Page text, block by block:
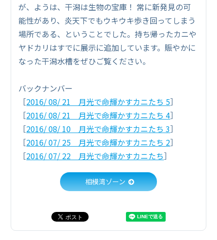
が、ようは、干潟は生物の宝庫！ 常に新発見の可
能性があり、炎天下でもウキウキ歩き回ってしまう
場所である、ということでした。持ち帰ったカニや
ヤドカリはすでに展示に追加しています。賑やかに
なった干潟水槽をぜひご覧ください。
バックナンバー
［2016/ 08/ 21 月光で命輝かすカニたち 5］
［2016/ 08/ 21 月光で命輝かすカニたち 4］
［2016/ 08/ 10 月光で命輝かすカニたち 3］
［2016/ 07/ 25 月光で命輝かすカニたち 2］
［2016/ 07/ 22 月光で命輝かすカニたち］
相模湾ゾーン